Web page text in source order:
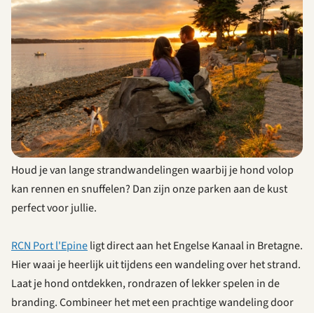
Houd je van lange strandwandelingen waarbij je hond volop
kan rennen en snuffelen? Dan zijn onze parken aan de kust
perfect voor jullie.
RCN Port l'Epineligt direct aan het Engelse Kanaal in Bretagne.
Hier waai je heerlijk uit tijdens een wandeling over het strand.
Laat je hond ontdekken, rondrazen of lekker spelen in de
branding. Combineer het met een prachtige wandeling door